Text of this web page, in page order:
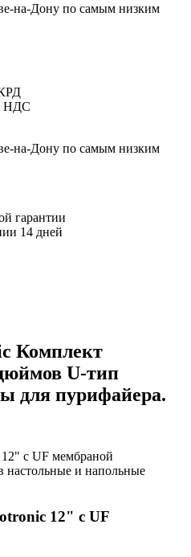
НДС
гарантии
14 дней
Комплект
U-тип
для пурифайера.
с UF мембраной
настольные и напольные
12" с UF